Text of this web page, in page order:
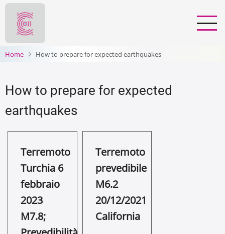
Salta
contenuto
principale
Home How to prepare for expected earthquakes
How to prepare for expected
earthquakes
Terremoto
Turchia 6
febbraio
2023
M7.8;
Terremoto
prevedibile
M6.2
20/12/2021
California